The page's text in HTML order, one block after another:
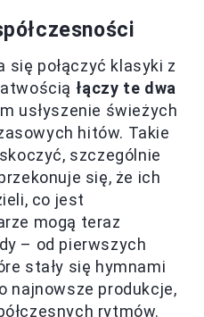
się połączyć klasyki z
łączy te dwa
usłyszenie świeżych
hitów. Takie
szczególnie
się, że ich
co jest
mogą teraz
– od pierwszych
stały się hymnami
najnowsze produkcje,
rytmów.